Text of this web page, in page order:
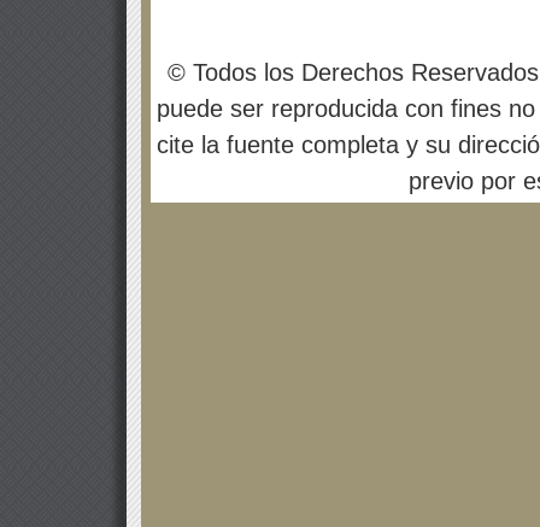
© Todos los Derechos
puede ser reproducida con fines
cite la fuente completa y su
previo por